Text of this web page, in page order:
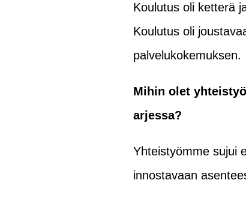
Koulutus oli ketterä
Koulutus oli
palvelukokemuksen.
Mihin olet
arjessa?
Yhteistyömme sujui
innostavaan